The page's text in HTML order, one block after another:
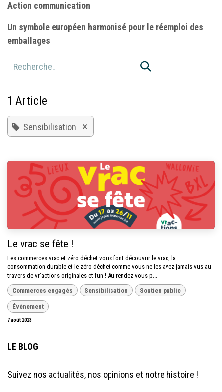
​Action communication
Un symbole européen harmonisé pour le réemploi des
emballages
1 Article
Sensibilisation ×
Le vrac se fête !
Les commerces vrac et zéro déchet vous font découvrir le vrac, la
consommation durable et le zéro déchet comme vous ne les avez jamais vus au
travers de vr’actions originales et fun ! Au rendez-vous p...
Commerces engagés Sensibilisation Soutien public
Événement
7 août 2023
LE BLOG
Suivez nos actualités, nos opinions et notre histoire !